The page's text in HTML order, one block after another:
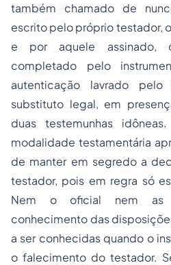
também chamado de
escrito pelo próprio testador,
e por aquele assinado,
completado pelo
autenticação lavrado
substituto legal, em
duas testemunhas
modalidade testamentária
de manter em segredo a
testador, pois em regra só
Nem o oficial nem as
conhecimento das
a ser conhecidas quando o
o falecimento do testador.